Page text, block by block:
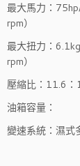
最大馬力：
rpm）
最大扭力：
rpm）
壓縮比：11.6：
油箱容量：
變速系統：濕式